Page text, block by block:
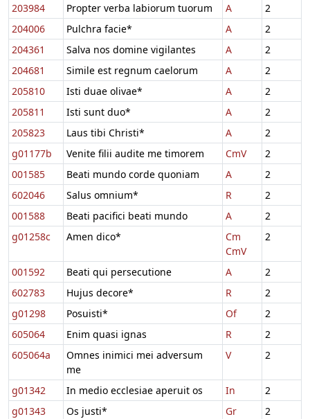
203984
Propter verba labiorum tuorum A
2
204006
Pulchra facie* A
2
204361
Salva nos domine vigilantes A
2
204681
Simile est regnum caelorum A
2
205810
Isti duae olivae* A
2
205811
Isti sunt duo* A
2
205823
Laus tibi Christi* A
2
g01177b
Venite filii audite me timorem CmV
2
001585
Beati mundo corde quoniam A
2
602046
Salus omnium* R
2
001588
Beati pacifici beati mundo A
2
g01258c
Amen dico*
Cm
CmV
2
001592 Beati qui persecutione A
2
602783
Hujus decore* R
2
g01298
Posuisti* Of
2
605064
Enim quasi ignas R
2
605064a
Omnes inimici mei adversum
me
V 2
g01342 In medio ecclesiae aperuit os In
2
g01343
Os justi* Gr
2